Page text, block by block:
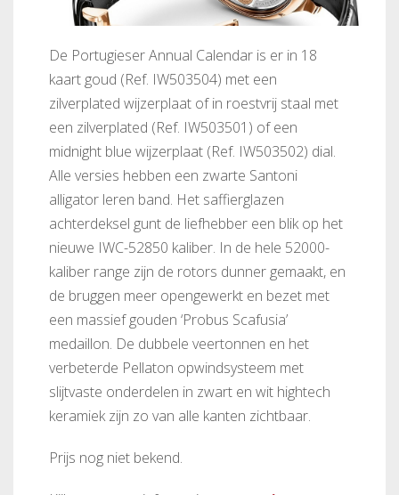
De Portugieser Annual Calendar is er in 18
kaart goud (Ref. IW503504) met een
zilverplated wijzerplaat of in roestvrij staal met
een zilverplated (Ref. IW503501) of een
midnight blue wijzerplaat (Ref. IW503502) dial.
Alle versies hebben een zwarte Santoni
alligator leren band. Het saffierglazen
achterdeksel gunt de liefhebber een blik op het
nieuwe IWC-52850 kaliber. In de hele 52000-
kaliber range zijn de rotors dunner gemaakt, en
de bruggen meer opengewerkt en bezet met
een massief gouden ‘Probus Scafusia’
medaillon. De dubbele veertonnen en het
verbeterde Pellaton opwindsysteem met
slijtvaste onderdelen in zwart en wit hightech
keramiek zijn zo van alle kanten zichtbaar.
Prijs nog niet bekend.